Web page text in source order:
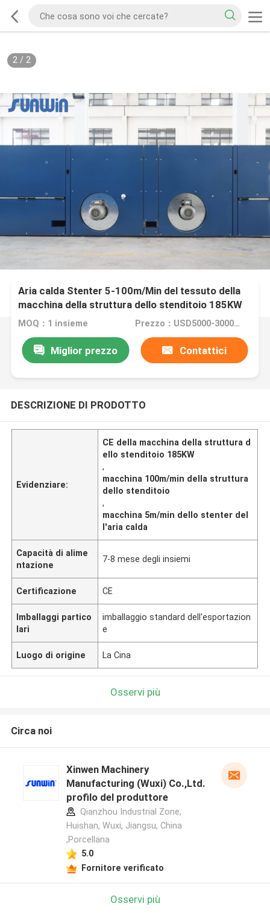
2/ 2
Aria calda Stenter 5-100m/Min del tessuto della
macchina della struttura dello stenditoio 185KW
MOQ：1 insieme Prezzo：USD5000-300000
Miglior prezzo Contattici
DESCRIZIONE DI PRODOTTO
Evidenziare:
CE della macchina della struttura d
ello stenditoio 185KW
,
macchina 100m/min della struttura
dello stenditoio
,
macchina 5m/min dello stenter del
l'aria calda
Capacità di alime
ntazione
7-8 mese degli insiemi
Certificazione CE
Imballaggi partico
lari
imballaggio standard dell'esportazion
e
Luogo di origine La Cina
Osservi più
Circa noi
Xinwen Machinery
Manufacturing (Wuxi) Co.,Ltd.
profilo del produttore
Qianzhou Industrial Zone,
Huishan, Wuxi, Jiangsu, China
,Porcellana
5.0
Fornitore verificato
Osservi più